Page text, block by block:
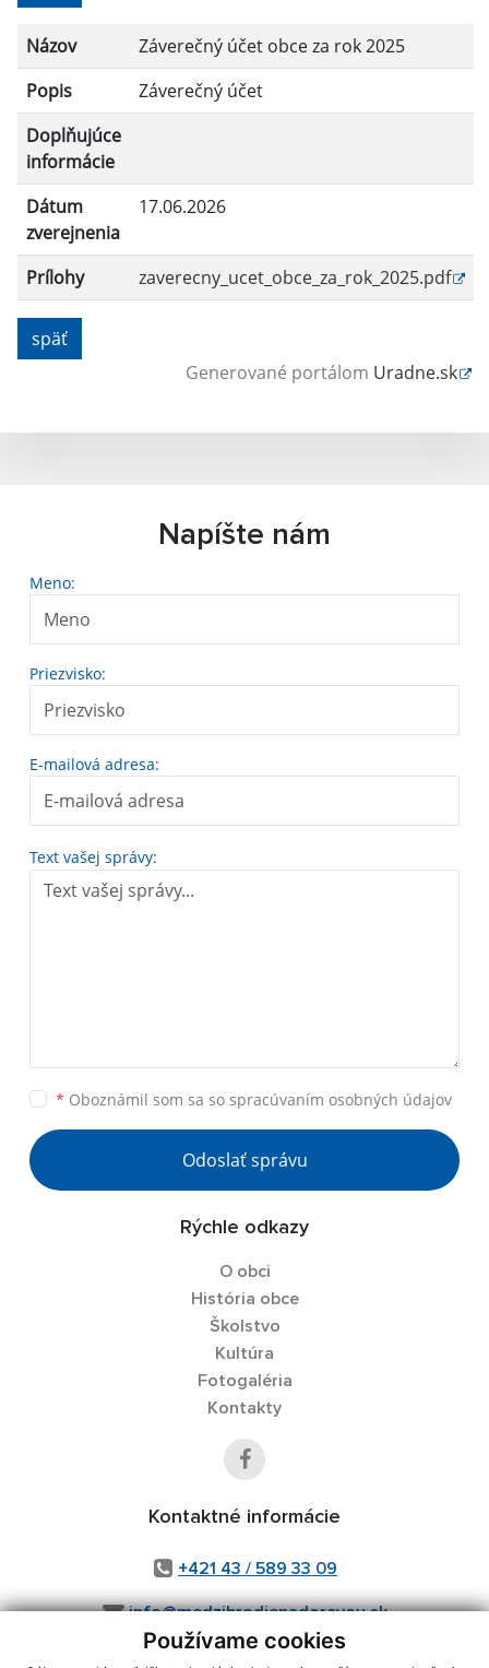
Používame cookies
Názov
Záverečný účet obce za rok 2025
Popis
Záverečný účet
Doplňujúce
informácie
Dátum
zverejnenia
17.06.2026
Prílohy zaverecny_ucet_obce_za_rok_2025.pdf
späť
Generované portálom Uradne.sk
Napíšte nám
Meno:
Priezvisko:
E-mailová adresa:
Text vašej správy:
* Oboznámil som sa so spracúvaním osobných údajov
Odoslať správu
Rýchle odkazy
O obci
História obce
Školstvo
Kultúra
Fotogaléria
Kontakty
Kontaktné informácie
+421 43 / 589 33 09
info@medzibrodienadoravou.sk